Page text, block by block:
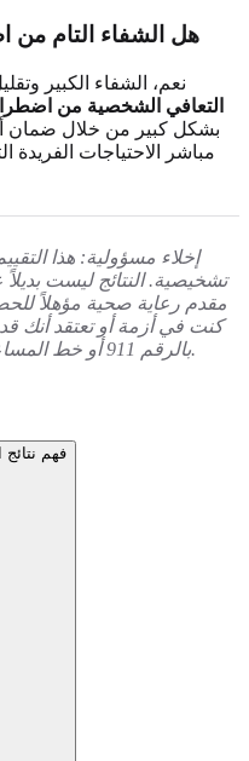
هل الشفاء التام
نعم، الشفاء الكبير
التعافي الشخصية من
بشكل كبير من خلال ضمان
مباشر الاحتياجات
إخلاء مسؤولية: هذا
تشخيصية. النتائج ليست
مقدم رعاية صحية مؤهلاً
كنت في أزمة أو تعتقد أنك
بالرقم 911 أو خط المساعدة 988 للانتحار والأزمات على الفور.
فهم